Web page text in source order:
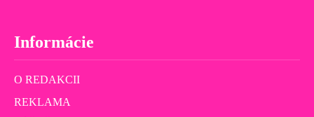
Informácie
O REDAKCII
REKLAMA